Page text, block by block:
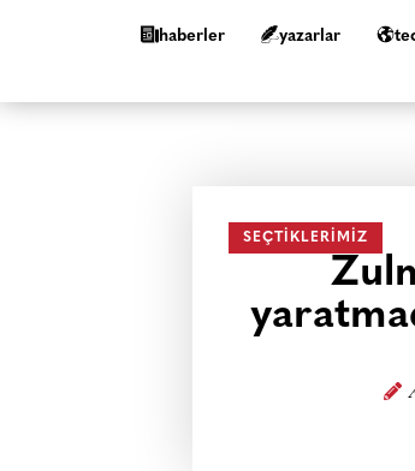
haberler yazarlar
SEÇTIKLERIMIZ